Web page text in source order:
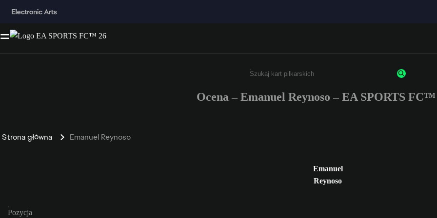
Wpisz co najmniej 3 znaki lub cyfry.
Ocena – Emanuel Reynoso – EA SPORTS FC™
Strona główna Emanuel Reynoso
Emanuel
Reynoso
Pozycja